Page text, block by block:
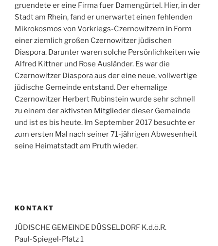
gruendete er eine Firma fuer Damengürtel. Hier, in der
Stadt am Rhein, fand er unerwartet einen fehlenden
Mikrokosmos von Vorkriegs-Czernowitzern in Form
einer ziemlich großen Czernowitzer jüdischen
Diaspora. Darunter waren solche Persönlichkeiten wie
Alfred Kittner und Rose Ausländer. Es war die
Czernowitzer Diaspora aus der eine neue, vollwertige
jüdische Gemeinde entstand. Der ehemalige
Czernowitzer Herbert Rubinstein wurde sehr schnell
zu einem der aktivsten Mitglieder dieser Gemeinde
und ist es bis heute. Im September 2017 besuchte er
zum ersten Mal nach seiner 71-jährigen Abwesenheit
seine Heimatstadt am Pruth wieder.
KONTAKT
JÜDISCHE GEMEINDE DÜSSELDORF K.d.ö.R.
Paul-Spiegel-Platz 1